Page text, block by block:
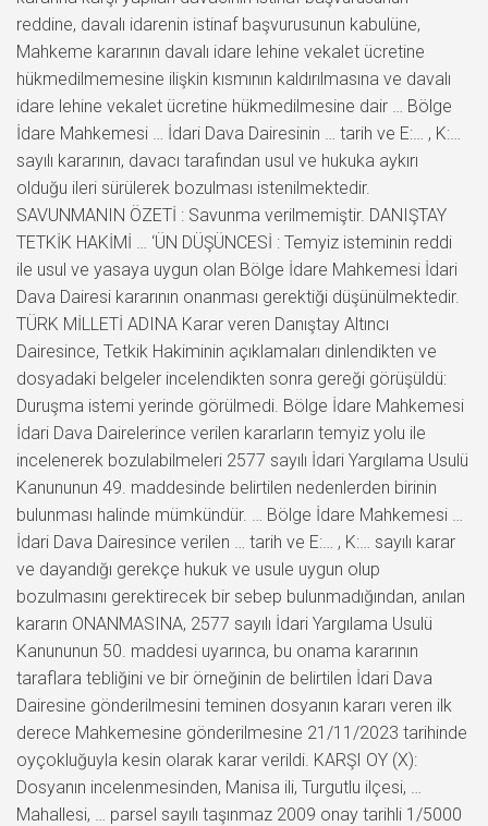
reddine, davalı idarenin istinaf başvurusunun kabulüne,
Mahkeme kararının davalı idare lehine vekalet ücretine
hükmedilmemesine ilişkin kısmının kaldırılmasına ve davalı
idare lehine vekalet ücretine hükmedilmesine dair … Bölge
İdare Mahkemesi … İdari Dava Dairesinin … tarih ve E:… , K:…
sayılı kararının, davacı tarafından usul ve hukuka aykırı
olduğu ileri sürülerek bozulması istenilmektedir.
SAVUNMANIN ÖZETİ : Savunma verilmemiştir. DANIŞTAY
TETKİK HAKİMİ … ‘ÜN DÜŞÜNCESİ : Temyiz isteminin reddi
ile usul ve yasaya uygun olan Bölge İdare Mahkemesi İdari
Dava Dairesi kararının onanması gerektiği düşünülmektedir.
TÜRK MİLLETİ ADINA Karar veren Danıştay Altıncı
Dairesince, Tetkik Hakiminin açıklamaları dinlendikten ve
dosyadaki belgeler incelendikten sonra gereği görüşüldü:
Duruşma istemi yerinde görülmedi. Bölge İdare Mahkemesi
İdari Dava Dairelerince verilen kararların temyiz yolu ile
incelenerek bozulabilmeleri 2577 sayılı İdari Yargılama Usulü
Kanununun 49. maddesinde belirtilen nedenlerden birinin
bulunması halinde mümkündür. … Bölge İdare Mahkemesi …
İdari Dava Dairesince verilen … tarih ve E:… , K:… sayılı karar
ve dayandığı gerekçe hukuk ve usule uygun olup
bozulmasını gerektirecek bir sebep bulunmadığından, anılan
kararın ONANMASINA, 2577 sayılı İdari Yargılama Usulü
Kanununun 50. maddesi uyarınca, bu onama kararının
taraflara tebliğini ve bir örneğinin de belirtilen İdari Dava
Dairesine gönderilmesini teminen dosyanın kararı veren ilk
derece Mahkemesine gönderilmesine 21/11/2023 tarihinde
oyçokluğuyla kesin olarak karar verildi. KARŞI OY (X):
Dosyanın incelenmesinden, Manisa ili, Turgutlu ilçesi, …
Mahallesi, … parsel sayılı taşınmaz 2009 onay tarihli 1/5000